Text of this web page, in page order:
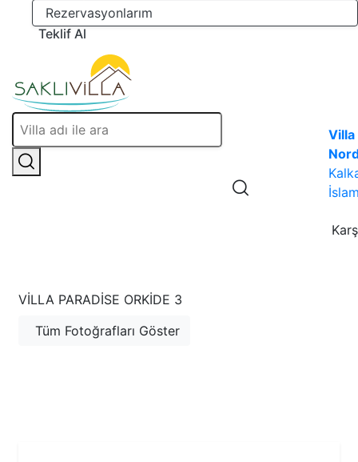
Rezervasyonlarım
Teklif Al
Villa
VILLA PARADISE ORKIDE 3
Tüm Fotoğrafları Göster